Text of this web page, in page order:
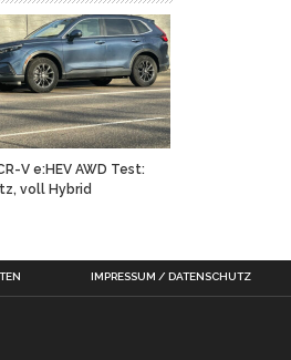
V e:HEV AWD Test:
voll Hybrid
IMPRESSUM / DATENSCHUTZ